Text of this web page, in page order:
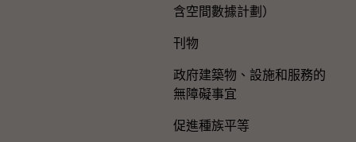
含空間數據計劃）
刊物
政府建築物、設施和服務的
無障礙事宜
促進種族平等